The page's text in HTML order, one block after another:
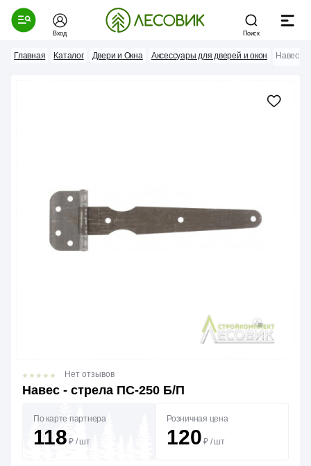
Вход Поиск
Главная Каталог Двери и Окна Аксессуары для дверей и окон Навес -
Навес - стрела ПС-250 Б/П
Нет отзывов
По карте партнера
118 ₽ / шт
Розничная цена
120 ₽ / шт